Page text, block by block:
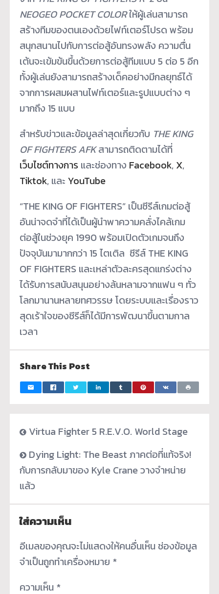
NEOGEO POCKET COLORให้ผู้เล่นสามารถ
สร้างทีมของตนเองด้วยไฟท์เตอร์โปรด พร้อม
สนุกสนานไปกับการต่อสู้อันทรงพลัง ความตื่น
เต้นจะเข้มข้นขึ้นด้วยการต่อสู้ทีมแบบ 5 ต่อ 5 อีก
ทั้งผู้เล่นยังสามารถสร้างเด็คอย่างมีกลยุทธ์ได้
จากการผสมผสานไฟท์เตอร์และรูปแบบต่าง ๆ
มากถึง 15 แบบ
สำหรับข่าวและข้อมูลล่าสุดเกี่ยวกับ THE KING
OF FIGHTERS AFKสามารถติดตามได้ที่
เว็บไซต์ทางการ และช่องทาง Facebook, X,
Tiktok, และ YouTube
“THE KING OF FIGHTERS” เป็นซีรีส์เกมต่อสู้
อันน่าจดจำที่ได้เป็นผู้นำพาความคลั่งไคล้เกม
ต่อสู้ในช่วงยุค 1990 พร้อมเปิดตัวเกมจนถึง
ปัจจุบันมามากกว่า 15 ไตเติล ซีรีส์ THE KING
OF FIGHTERS และเหล่าตัวละครสุดแกร่งต่าง
ได้รับการสนับสนุนอย่างล้นหลามจากแฟน ๆ ทั่ว
โลกมานานหลายทศวรรษ โดยระบบและเรื่องราว
สุดเร้าใจของซีรีส์ก็ได้มีการพัฒนาขึ้นตามกาล
เวลา
Share This Post
Virtua Fighter 5 R.E.V.O. World Stage
Dying Light: The Beast ภาคต่อที่แท้จริง!
กับการกลับมาของ Kyle Crane วางจำหน่าย
แล้ว
ใส่ความเห็น
อีเมลของคุณจะไม่แสดงให้คนอื่นเห็น ช่องข้อมูล
จำเป็นถูกทำเครื่องหมาย *
ความเห็น *